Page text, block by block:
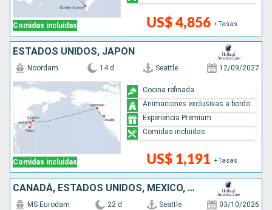
Comidas incluidas US$ 4,856 +Tasas
ESTADOS UNIDOS, JAPÓN
Comidas incluidas
Noordam 14 d Seattle 12/09/2027
US$ 1,191 +Tasas
Cocina refinada
Animaciones exclusivas a bordo
Experiencia Premium
Comidas incluidas
CANADÁ, ESTADOS UNIDOS, MÉXICO, GUATEMALA, COSTA RICA, PANAMÁ, ARUBA
MS Eurodam 22 d Seattle 03/10/2026